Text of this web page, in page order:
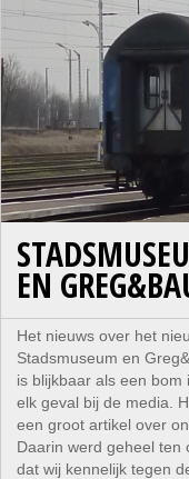
EN
Het nieuws over het
Stadsmuseum en
is blijkbaar als een bom
elk geval bij de media.
een groot artikel over
Daarin werd geheel ten
dat wij kennelijk tegen